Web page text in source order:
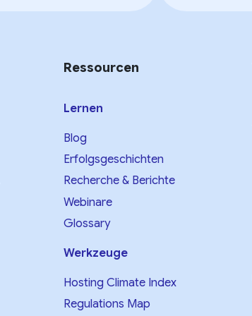
Ressourcen
Lernen
Blog
Erfolgsgeschichten
Recherche & Berichte
Webinare
Glossary
Werkzeuge
Hosting Climate Index
Regulations Map